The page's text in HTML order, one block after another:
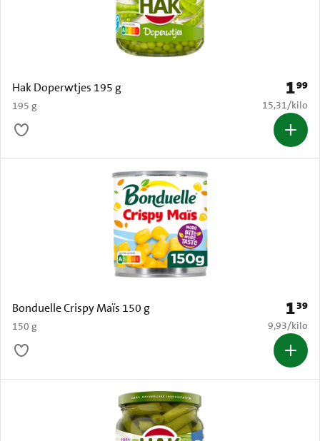
Hak Doperwtjes 195 g
195 g
Prijs:
199
€ 15,31 per
15,31/kilo
Bonduelle Crispy Maïs 150 g
150 g
Prijs:
139
€ 9,93 per
9,93/kilo